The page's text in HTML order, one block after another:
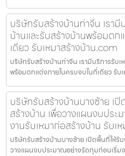
บริษัทรับสร้างบ้านท่าจีน เรามี
บ้านและรับสร้างบ้านพร้อมตก
เดียว รับเหมาสร้างบ้าน.com
บริษัทรับสร้างบ้านท่าจีน เรามีบริการรับ
พร้อมตกแต่งภายในครบจบในที่เดียว รับ
บริษัทรับสร้างบ้านบางซ้าย เ
สร้างบ้าน เพื่อวางแผนงบปร
งานรับเหมาก่อสร้างบ้าน รับเ
บริษัทรับสร้างบ้านบางซ้าย เปิดพื้นที่ให้รั
วางแผนงบประมาณอย่างรัดกุมก่อนเริ่ม